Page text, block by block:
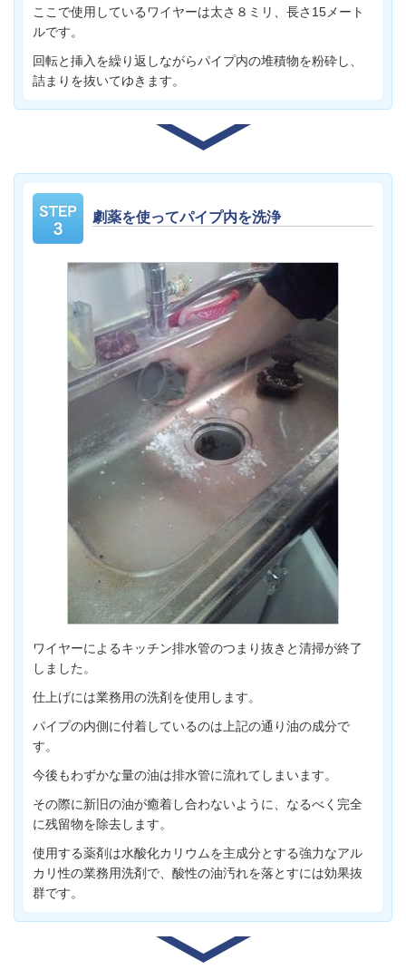
ここで使用しているワイヤーは太さ８ミリ、長さ15メート
ルです。
回転と挿入を繰り返しながらパイプ内の堆積物を粉砕し、
詰まりを抜いてゆきます。
劇薬を使ってパイプ内を洗浄
ワイヤーによるキッチン排水管のつまり抜きと清掃が終了
しました。
仕上げには業務用の洗剤を使用します。
パイプの内側に付着しているのは上記の通り油の成分で
す。
今後もわずかな量の油は排水管に流れてしまいます。
その際に新旧の油が癒着し合わないように、なるべく完全
に残留物を除去します。
使用する薬剤は水酸化カリウムを主成分とする強力なアル
カリ性の業務用洗剤で、酸性の油汚れを落とすには効果抜
群です。